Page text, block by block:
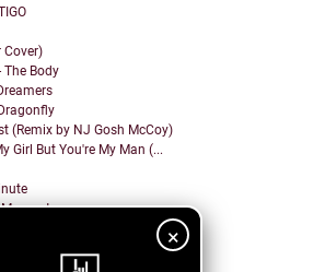
×
Cover)
The Body
(Remix by NJ Gosh McCoy)
Girl But You're My Man (...
Matches
The Line